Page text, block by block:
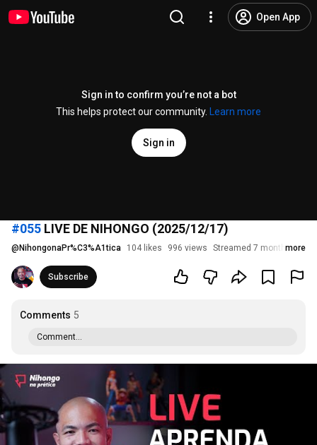
Open App
Sign in to confirm you’re not a bot
This helps protect our community.
Learn more
Sign in
#055 LIVE DE NIHONGO (2025/12/17)
@ NihongonaPr%C3%A1tica 104 likes 996 views Streamed 7 months ago
more
Subscribe
Comments 5
Comment...